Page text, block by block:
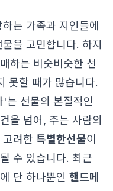
는 가족과 지인들에
을 고민합니다. 하지
하는 비슷비슷한 선
못할 때가 많습니다.
는 선물의 본질적인
을 넘어, 주는 사람의
려한 특별한선물이
수 있습니다. 최근
단 하나뿐인 핸드메